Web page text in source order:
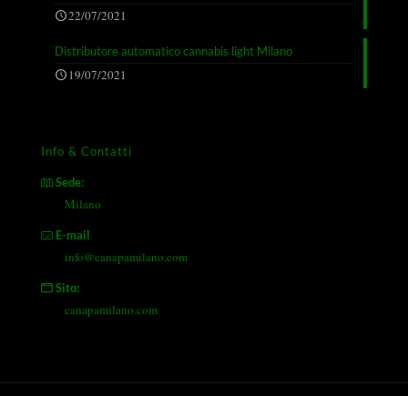
22/07/2021
Distributore automatico cannabis light Milano
19/07/2021
Info & Contatti
Sede:
Milano
E-mail
info@canapamilano.com
Sito:
canapamilano.com